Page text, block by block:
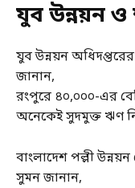
যুব উন্নয়ন ও
যুব উন্নয়ন
জানান,
রংপুরে ৪০,০০০-এর
অনেকেই সুদমুক্ত ঋণ
বাংলাদেশ পল্লী
সুমন জানান,